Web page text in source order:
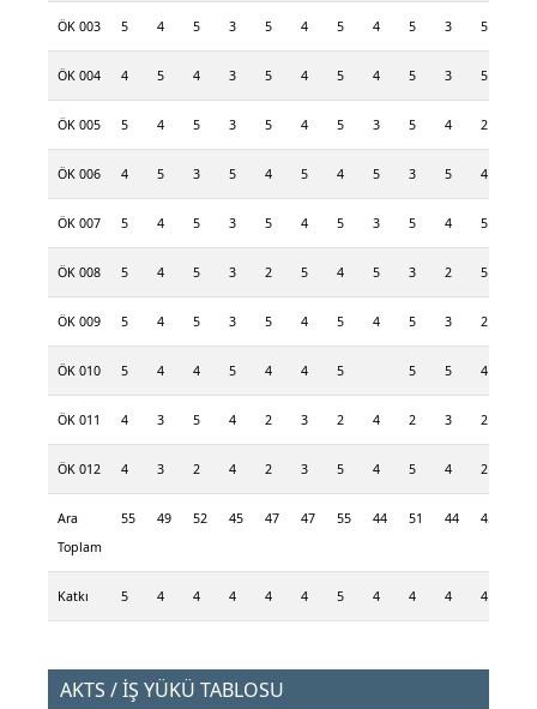
ÖK 003 5 4 5 3 5 4 5 4 5 3 5
ÖK 004 4 5 4 3 5 4 5 4 5 3 5
ÖK 005 5 4 5 3 5 4 5 3 5 4 2
ÖK 006 4 5 3 5 4 5 4 5 3 5 4
ÖK 007 5 4 5 3 5 4 5 3 5 4 5
ÖK 008 5 4 5 3 2 5 4 5 3 2 5
ÖK 009 5 4 5 3 5 4 5 4 5 3 2
ÖK 010 5 4 4 5 4 4 5 5 5 4
ÖK 011 4 3 5 4 2 3 2 4 2 3 2
ÖK 012 4 3 2 4 2 3 5 4 5 4 2
Ara
Toplam
55 49 52 45 47 47 55 44 51 44 45
Katkı 5 4 4 4 4 4 5 4 4 4 4
AKTS / İŞ YÜKÜ TABLOSU